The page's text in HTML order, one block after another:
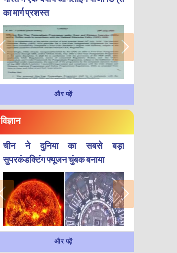
का मार्ग प्रशस्त
और पढ़ें
विज्ञान
चीन ने दुनिया का सबसे बड़ा
सुपरकंडक्टिंग फ्यूजन चुंबक बनाया
और पढ़ें